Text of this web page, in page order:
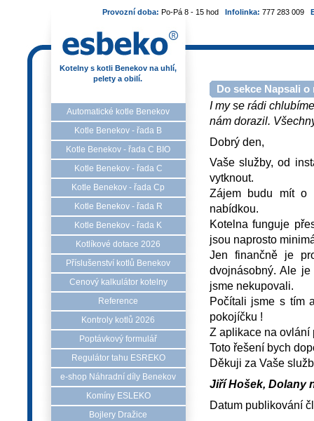
Provozní doba: Po-Pá 8 - 15 hod Infolinka: 777 283 009
Kotelny s kotli Benekov na uhlí,
pelety a obilí.
Automatické kotle Benekov
Kotle Benekov - řada B
Kotle Benekov - řada C BIO
Kotle Benekov - řada C
Kotle Benekov - řada Cp
Kotle Benekov - řada R
Kotle Benekov - řada K
Kotlíkové dotace 2026
Příslušenství kotlů Benekov
Cenový kalkulátor kotelny
Reference
Kontroly kotlů 2026
Poptávkový formulář
Regulátor tahu ESREKO
e-shop Náhradní díly Benekov
Komíny ESLEKO
Bojlery Dražice
Do sekce Napsali
I my se rádi
nám dorazil.
Dobrý den,
Vaše služby, od
vytknout.
Zájem budu mít o
nabídkou.
Kotelna funguje
jsou naprosto
Jen finančně je
dvojnásobný. Ale
jsme nekupovali.
Počítali jsme s tím
pokojíčku !
Z aplikace na ovlání
Toto řešení bych
Děkuji za Vaše
Jiří Hošek, Dolany
Datum publikování